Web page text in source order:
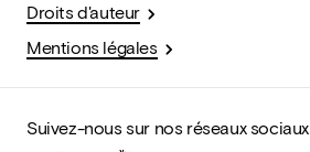
Droits d'auteur
Mentions légales
Suivez-nous sur nos réseaux sociaux